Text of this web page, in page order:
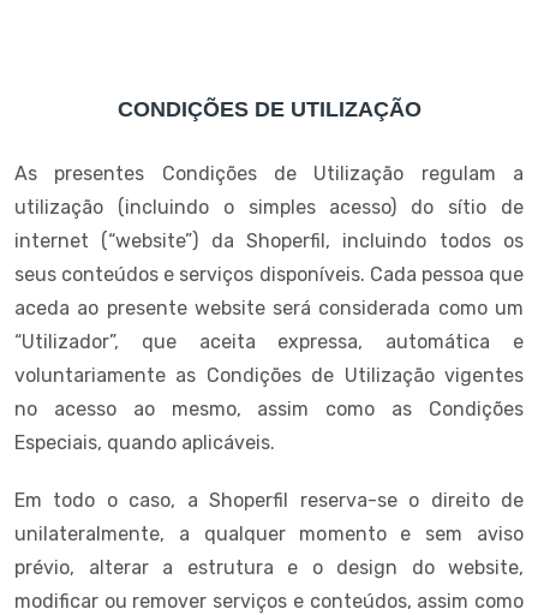
CONDIÇÕES DE UTILIZAÇÃO
As presentes Condições de Utilização regulam a
utilização (incluindo o simples acesso) do sítio de
internet (“website”) da Shoperfil, incluindo todos os
seus conteúdos e serviços disponíveis. Cada pessoa que
aceda ao presente website será considerada como um
“Utilizador”, que aceita expressa, automática e
voluntariamente as Condições de Utilização vigentes
no acesso ao mesmo, assim como as Condições
Especiais, quando aplicáveis.
Em todo o caso, a Shoperfil reserva-se o direito de
unilateralmente, a qualquer momento e sem aviso
prévio, alterar a estrutura e o design do website,
modificar ou remover serviços e conteúdos, assim como